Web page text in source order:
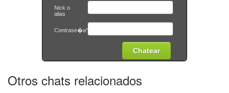
Nick o
alias
Contrase�a*
Otros chats relacionados